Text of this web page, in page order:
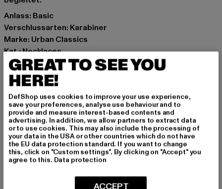
Anlass: Basic
Verschlussarten: Karabiner
Marke: Urban Classics
Kat.: Necklaces
Farbe: silberfarben
Hersteller Farbe: silver
Materialzusammensetzung: 100% Eisen
Art.Nr: TB4319-00473
Hersteller: TB International GmbH |info@tbint.de
Dr.-Robert-Murjahn-Straße 7 | 64372 Ober-Ramstadt |
DE
GRÖSSE & PASSFORM
GREAT TO SEE YOU
HERE!
DefShop uses cookies to improve your use experience,
save your preferences, analyse use behaviour and to
provide and measure interest-based contents and
advertising. In addition, we allow partners to extract data
or to use cookies. This may also include the processing of
your data in the USA or other countries which do not have
the EU data protection standard. If you want to change
this, click on "Custom settings". By clicking on "Accept" you
agree to this. Data protection
ACCEPT